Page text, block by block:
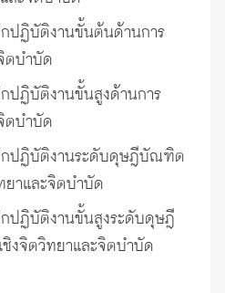
กปฏิบัติงานขั้นต้นด้านการ
ตบำบัด
ปฏิบัติงานขั้นสูงด้านการ
ตบำบัด
กปฏิบัติงานระดับดุษฎีบัณฑิต
ยาและจิตบำบัด
กปฏิบัติงานขั้นสูงระดับดุษฎี
งจิตวิทยาและจิตบำบัด